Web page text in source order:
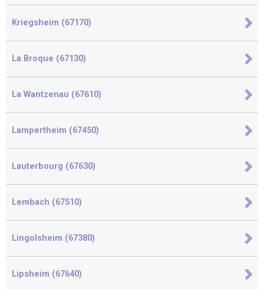
Kriegsheim (67170)
La Broque (67130)
La Wantzenau (67610)
Lampertheim (67450)
Lauterbourg (67630)
Lembach (67510)
Lingolsheim (67380)
Lipsheim (67640)